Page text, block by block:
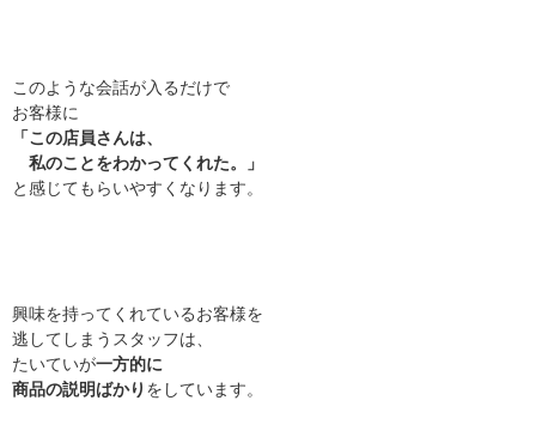
このような会話が入るだけで
お客様に
「この店員さんは、
私のことをわかってくれた。」
と感じてもらいやすくなります。
興味を持ってくれているお客様を
逃してしまうスタッフは、
たいていが一方的に
商品の説明ばかり をしています。